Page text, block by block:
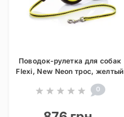
Поводок-рулетка для собак
Flexi, New Neon трос, желтый
0